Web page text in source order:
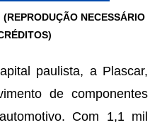
NECESSÁRIO
paulista, a Plascar,
de componentes
Com 1,1 mil